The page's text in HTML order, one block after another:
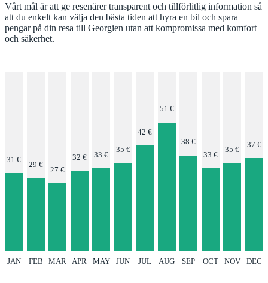
Vårt mål är att ge resenärer transparent och tillförlitlig information så
att du enkelt kan välja den bästa tiden att hyra en bil och spara
pengar på din resa till Georgien utan att kompromissa med komfort
och säkerhet.
31 €
JAN
29 €
FEB
27 €
MAR
32 €
APR
33 €
MAY
35 €
JUN
42 €
JUL
51 €
AUG
38 €
SEP
33 €
OCT
35 €
NOV
37 €
DEC